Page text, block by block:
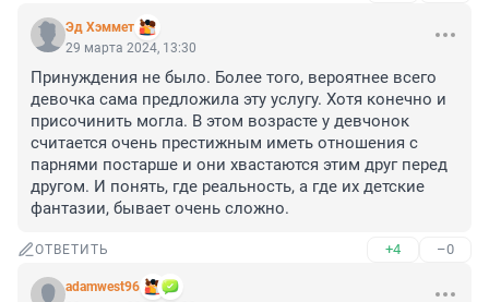
Эд Хэммет
29 марта 2024, 13:30
Принуждения не было. Более того, вероятнее всего
девочка сама предложила эту услугу. Хотя конечно и
присочинить могла. В этом возрасте у девчонок
считается очень престижным иметь отношения с
парнями постарше и они хвастаются этим друг перед
другом. И понять, где реальность, а где их детские
фантазии, бывает очень сложно.
ОТВЕТИТЬ +4 –0
adamwest96